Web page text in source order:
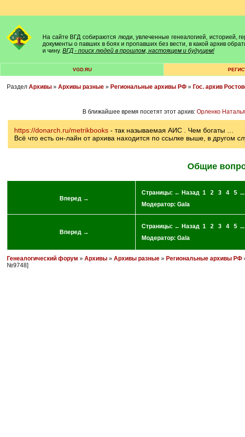
На сайте ВГД собираются люди, увлеченные генеалогией, историей,
документы о павших в боях и пропавших без вести, в какой архив
и чину. ВГД - поиск людей в прошлом, настоящем и будущем!
VGD.RU
Раздел Архивы» Архивы разные» Региональные архивы РФ» Гос. архив
В ближайшее время посетят этот архив: Орленко Наталья
https://donarch.ru/metrikbooks- так называемая АИС . Чем богаты …
Всё что есть он-лайн от архива находится по ссылке выше, в другом
Общие
Вперед →
Страницы: ← Назад 1 2 3 4 5
Модератор: Gala
Вперед →
Страницы: ← Назад 1 2 3 4 5
Модератор: Gala
Генеалогический форум » Архивы» Архивы разные» Региональные архивы РФ
№9748]